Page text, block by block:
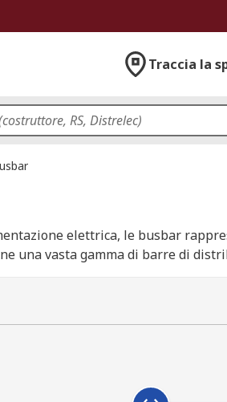
Traccia la
elettrica, le busbar
una vasta gamma di barre di
di riferimento come Schneider
rapide a partire da 1-3 giorni